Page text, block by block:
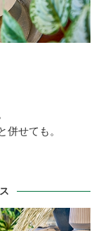
併せても。